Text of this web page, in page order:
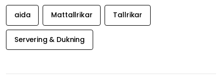
aida Mattallrikar Tallrikar
Servering & Dukning